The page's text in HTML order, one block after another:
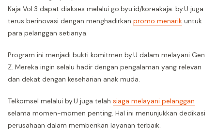
Kaja Vol.3 dapat diakses melalui go.byu.id/koreakaja. by.U juga
terus berinovasi dengan menghadirkan promo menarik untuk
para pelanggan setianya.
Program ini menjadi bukti komitmen by.U dalam melayani Gen
Z. Mereka ingin selalu hadir dengan pengalaman yang relevan
dan dekat dengan keseharian anak muda.
Telkomsel melalui by.U juga telah siaga melayani pelanggan
selama momen-momen penting. Hal ini menunjukkan dedikasi
perusahaan dalam memberikan layanan terbaik.